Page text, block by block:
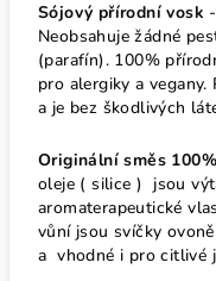
Sójový přírodnívosk
Neobsahuje žádné
(parafín). 100%
pro alergiky a
a je bez škodlivých
Originální směs
oleje ( silice ) jsou
aromaterapeutické
vůní jsou svíčky
a vhodné i pro citlivé